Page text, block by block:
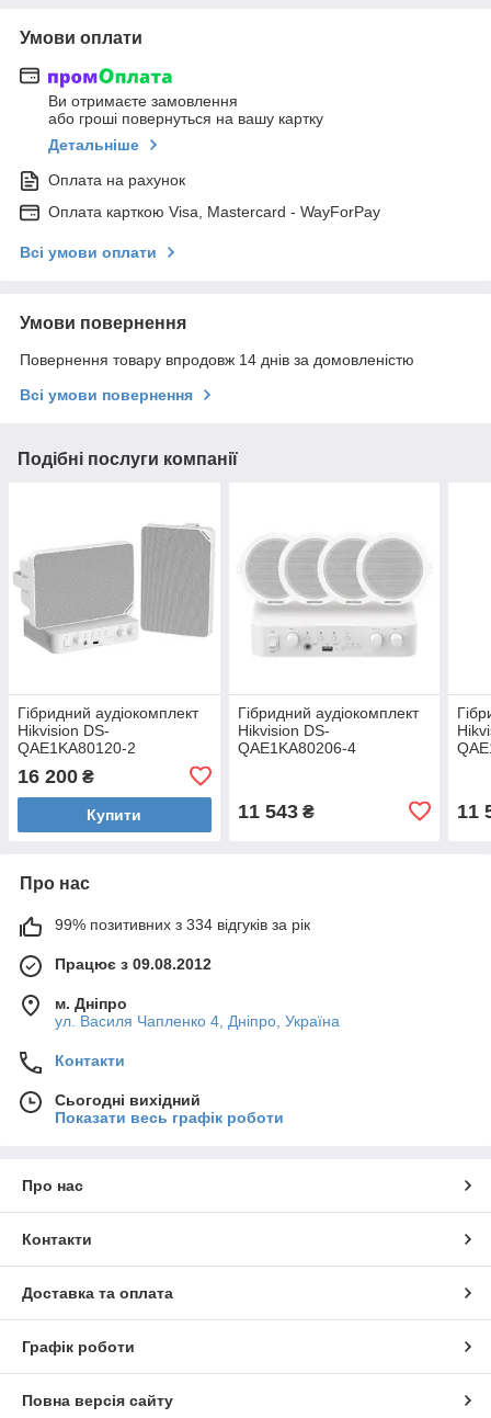
Умови оплати
Ви отримаєте замовлення
або гроші повернуться на вашу картку
Детальніше
Оплата на рахунок
Оплата карткою Visa, Mastercard - WayForPay
Всі умови оплати
Умови повернення
Повернення товару впродовж 14 днів за домовленістю
Всі умови повернення
Подібні послуги компанії
Гібридний аудіокомплект
Hikvision DS-
QAE1KA80120-2
16 200 ₴
Купити
Гібридний аудіокомплект
Hikvision DS-
QAE1KA80206-4
11 543₴ 11
Про нас
99% позитивних з 334 відгуків за рік
Працює з 09.08.2012
м. Дніпро
ул. Василя Чапленко 4, Дніпро, Україна
Контакти
Сьогодні вихідний
Показати весь графік роботи
Про нас
Контакти
Доставка та оплата
Графік роботи
Повна версія сайту